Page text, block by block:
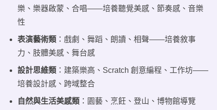
樂、樂器啟蒙、合唱——培養聽覺美感、節奏感、音樂
性
表演藝術類 ：戲劇、舞蹈、朗讀、相聲——培養敘事
力、肢體美感、舞台感
設計思維類 ：建築樂高、Scratch 創意編程、工作坊——
培養設計感、跨域整合
自然與生活美感類 ：園藝、烹飪、登山、博物館導覽